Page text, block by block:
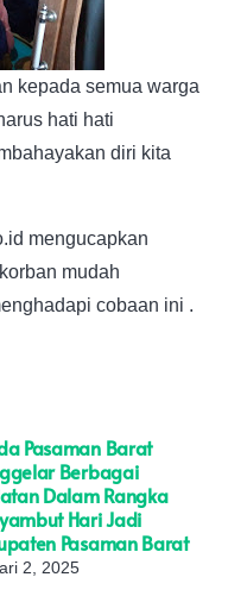
kepada semua warga
hati hati
diri kita
mengucapkan
mudah
cobaan ini .
Pasaman Barat
Berbagai
Dalam Rangka
Hari Jadi
Pasaman Barat
2, 2025